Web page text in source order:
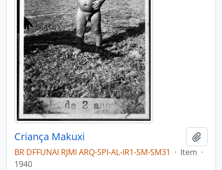
Criança Makuxi
BR DFFUNAI RJMI ARQ-SPI-AL-IR1-SM-SM31 · Item ·
1940